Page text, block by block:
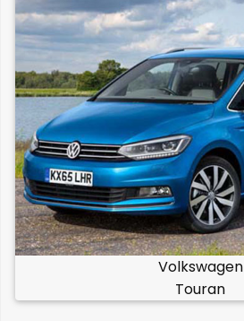
Volkswagen
Touran